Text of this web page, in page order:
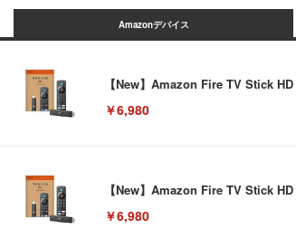
Amazonデバイス
【New】Amazon Fire TV Stick
￥6,980
【New】Amazon Fire TV Stick
￥6,980